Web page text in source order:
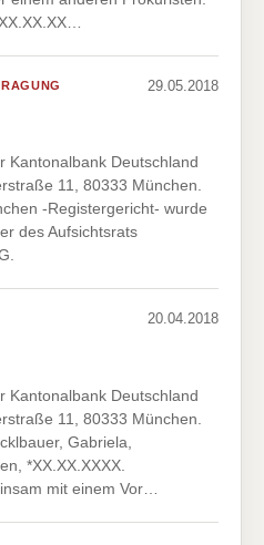
29.05.2018
Kantonalbank Deutschland
11, 80333 München.
-Registergericht- wurde
des Aufsichtsrats
20.04.2018
Kantonalbank Deutschland
11, 80333 München.
Gabriela,
*XX.XX.XXXX.
mit einem Vor…